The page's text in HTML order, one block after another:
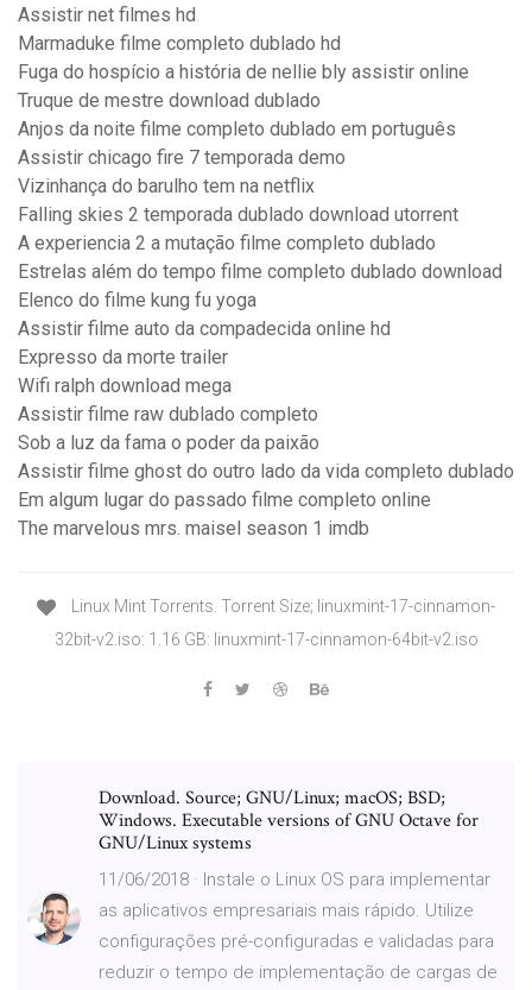
Assistir net filmes hd
Marmaduke filme completo dublado hd
Fuga do hospício a história de nellie bly assistir online
Truque de mestre download dublado
Anjos da noite filme completo dublado em português
Assistir chicago fire 7 temporada demo
Vizinhança do barulho tem na netflix
Falling skies 2 temporada dublado download utorrent
A experiencia 2 a mutação filme completo dublado
Estrelas além do tempo filme completo dublado download
Elenco do filme kung fu yoga
Assistir filme auto da compadecida online hd
Expresso da morte trailer
Wifi ralph download mega
Assistir filme raw dublado completo
Sob a luz da fama o poder da paixão
Assistir filme ghost do outro lado da vida completo dublado
Em algum lugar do passado filme completo online
The marvelous mrs. maisel season 1 imdb
Linux Mint Torrents. Torrent Size; linuxmint-17-cinnamon-
32bit-v2.iso: 1.16 GB: linuxmint-17-cinnamon-64bit-v2.iso
Download. Source; GNU/Linux; macOS; BSD;
Windows. Executable versions of GNU Octave for
GNU/Linux systems
11/06/2018 · Instale o Linux OS para implementar
as aplicativos empresariais mais rápido. Utilize
configurações pré-configuradas e validadas para
reduzir o tempo de implementação de cargas de